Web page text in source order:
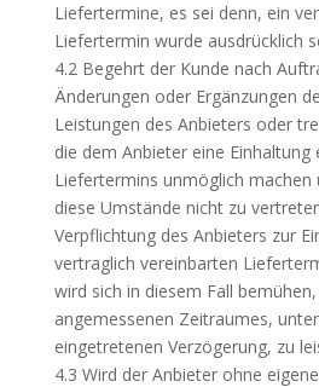
Liefertermine, es sei denn, ein
Liefertermin wurde ausdrücklich
4.2 Begehrt der Kunde nach
Änderungen oder Ergänzungen
Leistungen des Anbieters oder
die dem Anbieter eine
Liefertermins unmöglich machen
diese Umstände nicht zu
Verpflichtung des Anbieters zur
vertraglich vereinbarten
wird sich in diesem Fall
angemessenen Zeitraumes,
eingetretenen Verzögerung, zu
4.3 Wird der Anbieter ohne